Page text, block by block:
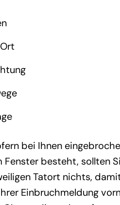
bei Ihnen
besteht, sollten
Tatort nichts,
Einbruchmeldung